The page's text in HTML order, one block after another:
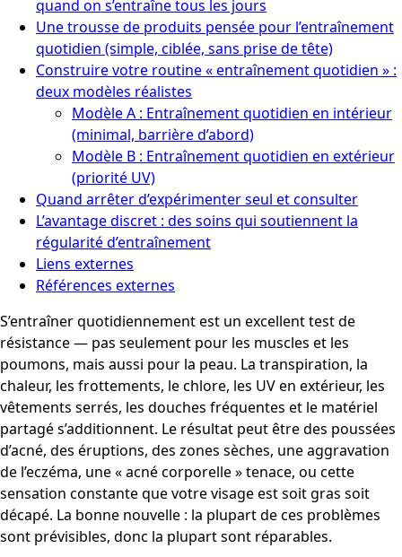
quand on s’entraîne tous les jours
Une trousse de produits pensée pour l’entraînement
quotidien (simple, ciblée, sans prise de tête)
Construire votre routine « entraînement quotidien » :
deux modèles réalistes
Modèle A : Entraînement quotidien en intérieur
(minimal, barrière d’abord)
Modèle B : Entraînement quotidien en extérieur
(priorité UV)
Quand arrêter d’expérimenter seul et consulter
L’avantage discret : des soins qui soutiennent la
régularité d’entraînement
Liens externes
Références externes
S’entraîner quotidiennement est un excellent test de
résistance — pas seulement pour les muscles et les
poumons, mais aussi pour la peau. La transpiration, la
chaleur, les frottements, le chlore, les UV en extérieur, les
vêtements serrés, les douches fréquentes et le matériel
partagé s’additionnent. Le résultat peut être des poussées
d’acné, des éruptions, des zones sèches, une aggravation
de l’eczéma, une « acné corporelle » tenace, ou cette
sensation constante que votre visage est soit gras soit
décapé. La bonne nouvelle : la plupart de ces problèmes
sont prévisibles, donc la plupart sont réparables.